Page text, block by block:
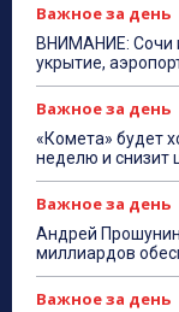
Важное за день
ВНИМАНИЕ: Сочи
укрытие,
Важное за день
«Комета» будет
неделю и снизит
Важное за день
Андрей
миллиардов
Важное за день